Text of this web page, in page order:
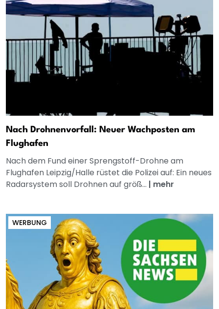
Nach Drohnenvorfall: Neuer Wachposten am
Flughafen
Nach dem Fund einer Sprengstoff-Drohne am
Flughafen Leipzig/Halle rüstet die Polizei auf: Ein neues
Radarsystem soll Drohnen auf größ... | mehr
WERBUNG